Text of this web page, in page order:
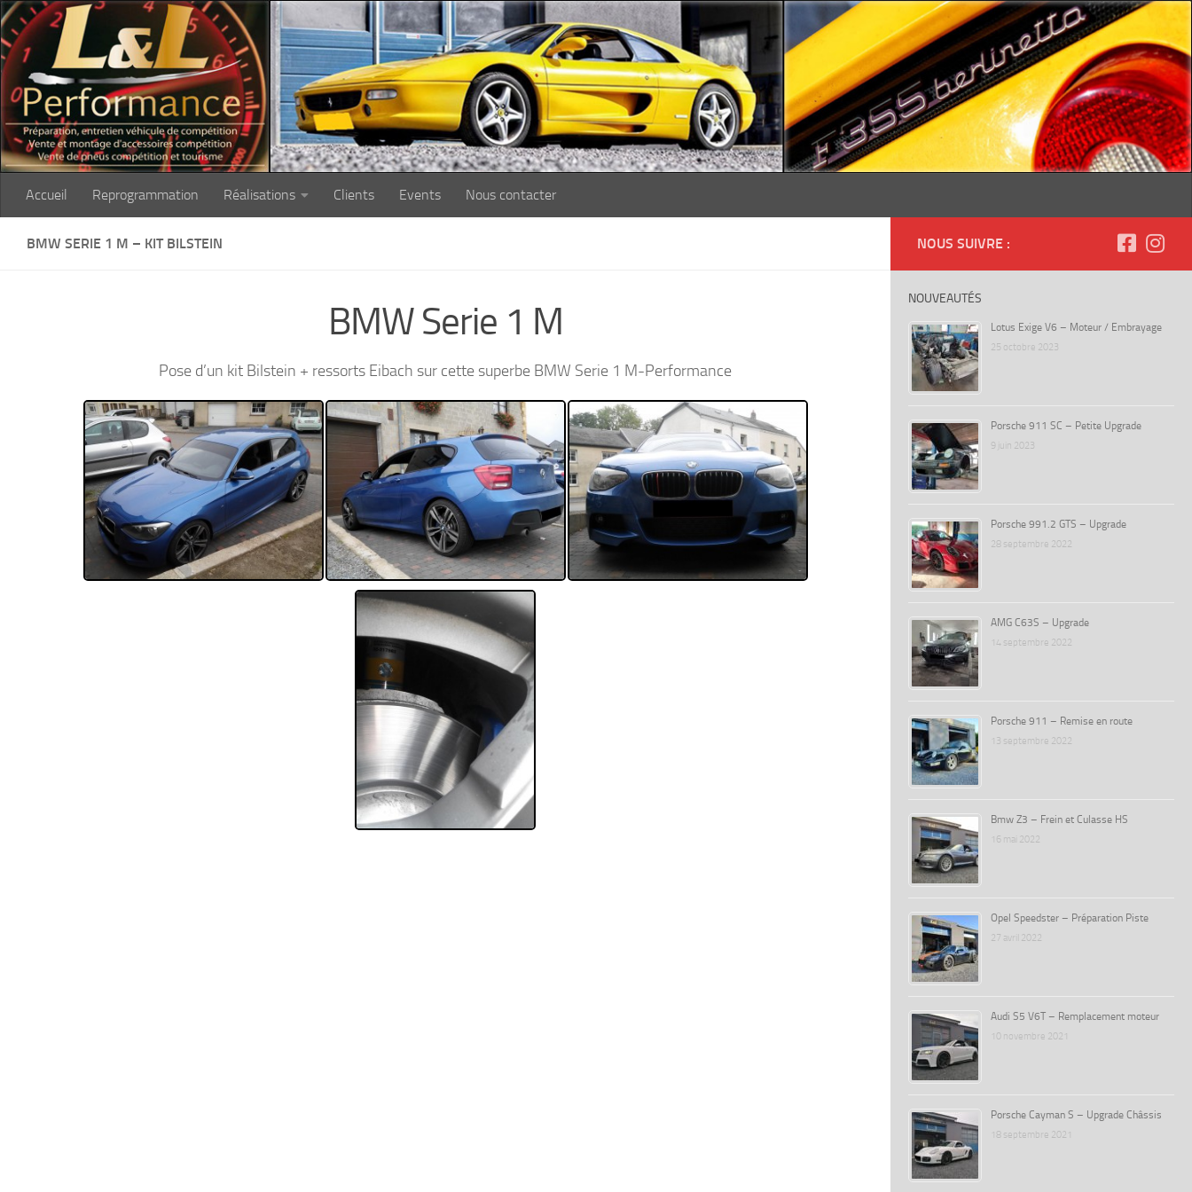
Skip to content
Accueil Reprogrammation Réalisations Clients Events Nous contacter
BMW SERIE 1 M – KIT BILSTEIN
BMW Serie 1 M
Pose d’un kit Bilstein + ressorts Eibach sur cette superbe BMW Serie 1 M-Performance
NOUS SUIVRE :
NOUVEAUTÉS
Lotus Exige V6 – Moteur / Embrayage
25 octobre 2023
Porsche 911 SC – Petite Upgrade
9 juin 2023
Porsche 991.2 GTS – Upgrade
28 septembre 2022
AMG C63S – Upgrade
14 septembre 2022
Porsche 911 – Remise en route
13 septembre 2022
Bmw Z3 – Frein et Culasse HS
16 mai 2022
Opel Speedster – Préparation Piste
27 avril 2022
Audi S5 V6T – Remplacement moteur
10 novembre 2021
Porsche Cayman S – Upgrade Châssis
18 septembre 2021